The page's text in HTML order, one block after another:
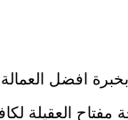
افضل العمالة
العقيلة